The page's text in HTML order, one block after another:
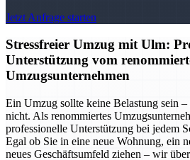
Jetzt Anfrage starten
Stressfreier Umzug mit Ulm:
Unterstützung vom
Umzugsunternehmen
Ein Umzug sollte keine Belastung sein
nicht. Als renommiertes
professionelle Unterstützung bei jedem
Egal ob Sie in eine neue Wohnung, ein
neues Geschäftsumfeld ziehen – wir